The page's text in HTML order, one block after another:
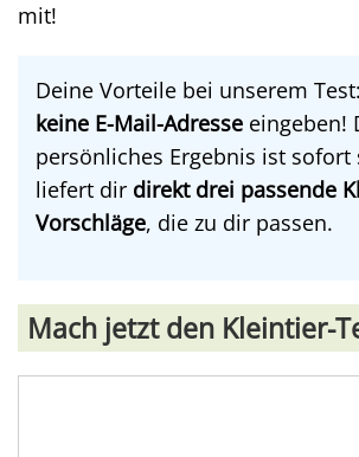
mit!
Deine Vorteile bei unserem
keine E-Mail-Adresse eingeben!
persönliches Ergebnis ist
liefert dir direkt drei passende
Vorschläge, die zu dir passen.
Mach jetzt den Kleintier-